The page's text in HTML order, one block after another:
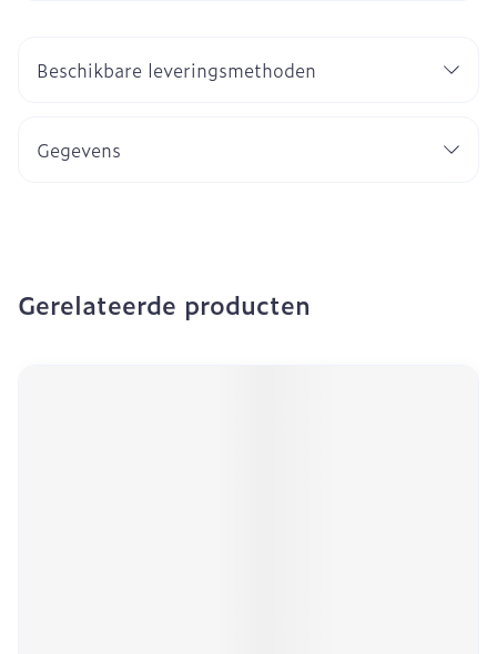
Beschikbare leveringsmethoden
Gegevens
Gerelateerde producten